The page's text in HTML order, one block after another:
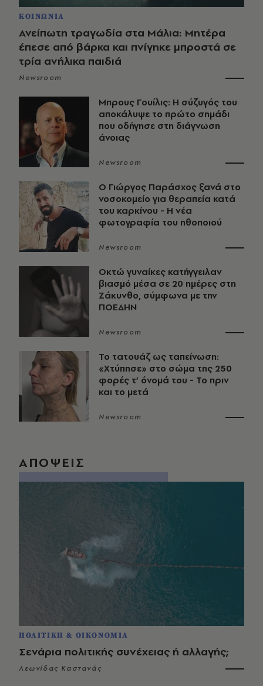
ΚΟΙΝΩΝΙΑ
Ανείπωτη τραγωδία στα Μάλια: Μητέρα
έπεσε από βάρκα και πνίγηκε μπροστά σε
τρία ανήλικα παιδιά
Newsroom
Μπρους Γουίλις: Η σύζυγός του
αποκάλυψε το πρώτο σημάδι
που οδήγησε στη διάγνωση
άνοιας
Newsroom
O Γιώργος Παράσχος ξανά στο
νοσοκομείο για θεραπεία κατά
του καρκίνου - Η νέα
φωτογραφία του ηθοποιού
Newsroom
Οκτώ γυναίκες κατήγγειλαν
βιασμό μέσα σε 20 ημέρες στη
Ζάκυνθο, σύμφωνα με την
ΠΟΕΔΗΝ
Newsroom
Το τατουάζ ως ταπείνωση:
«Χτύπησε» στο σώμα της 250
φορές τ’ όνομά του - Το πριν
και το μετά
Newsroom
ΑΠΟΨΕΙΣ
ΠΟΛΙΤΙΚΗ & ΟΙΚΟΝΟΜΙΑ
Σενάρια πολιτικής συνέχειας ή αλλαγής;
Λεωνίδας Καστανάς